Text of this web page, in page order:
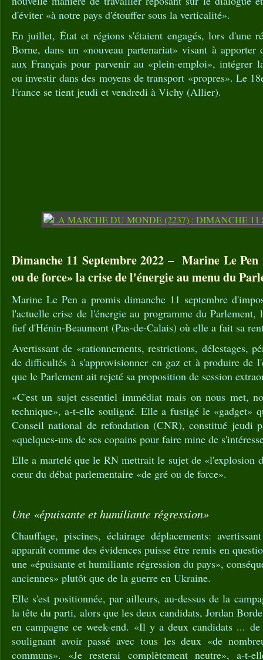
d'éviter «à notre pays d'étouffer sous la verticalité».
En juillet, État et régions s'étaient engagés, lors d'une
Borne, dans un «nouveau partenariat» visant à apporter
aux Français pour parvenir au «plein-emploi», intégrer
ou investir dans des moyens de transport «propres». Le
France se tient jeudi et vendredi à Vichy (Allier).
Dimanche 11 Septembre 2022 – Marine Le
ou de force» la crise de l'énergie au menu du
Marine Le Pen a promis dimanche 11 septembre
l'actuelle crise de l'énergie au programme du Parlement,
fief d'Hénin-Beaumont (Pas-de-Calais) où elle a fait sa
Avertissant de «rationnements, restrictions, délestages,
de difficultés à s'approvisionner en gaz et à produire de
que le Parlement ait rejeté sa proposition de session
«C'est un sujet essentiel immédiat mais on nous met,
technique», a-t-elle souligné. Elle a fustigé le «gadget»
Conseil national de refondation (CNR), constitué jeudi
«quelques-uns de ses copains pour faire mine de
Elle a martelé que le RN mettrait le sujet de «l'explosion
cœur du débat parlementaire «de gré ou de force».
Une «épuisante et humiliante régression»
Chauffage, piscines, éclairage déplacements:
apparaît comme des évidences puisse être remis en
une «épuisante et humiliante régression du pays»,
anciennes» plutôt que de la guerre en Ukraine.
Elle s'est positionnée, par ailleurs, au-dessus de la
la tête du parti, alors que les deux candidats, Jordan
en campagne ce week-end. «Il y a deux candidats ...
soulignant avoir passé avec tous les deux «de
communs». «Je resterai complètement neutre», a-t-